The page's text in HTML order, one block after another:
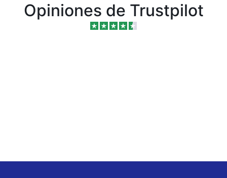
Opiniones de Trustpilot